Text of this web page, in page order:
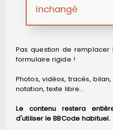
inchangé
Pas question de
formulaire rigide !
Photos, vidéos, tracés,
notation, texte libre…
Le contenu restera
d'utiliser le BBCode habituel.